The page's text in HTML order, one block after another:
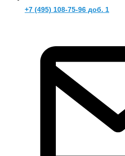
+7 (495) 108-75-96 доб. 1